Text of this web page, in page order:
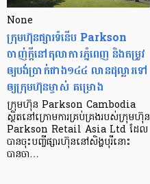
None
ក្រុមហ៊ុនផ្សារទំនើប Parkson
ចាញ់ក្ដីនៅតុលាការភ្នំពេញ និងតម្រូវ
ឲ្យបង់ប្រាក់ជាង១៤៤ លានដុល្លារទៅ
ឲ្យក្រុមហ៊ុនម្ចាស់ គម្រោង
ក្រុមហ៊ុន Parkson Cambodia
ស្ថិតនៅក្រោមការគ្រប់គ្រងរបស់ក្រុមហ៊ុន
Parkson Retail Asia Ltd ដែល
បានចុះបញ្ចីផ្សារហ៊ុននៅសិង្ហបុរីនោះ
បានចា…